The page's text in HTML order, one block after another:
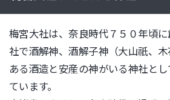
梅宮大社は、奈良時代７５０年頃
社で酒解神、酒解子神（大山祇、
ある酒造と安産の神がいる神社と
ています。